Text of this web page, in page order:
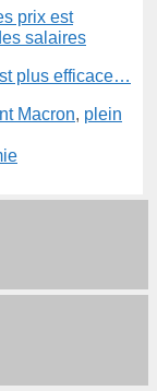
plus efficace…
Macron, plein